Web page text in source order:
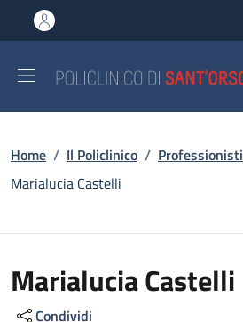
al contenuto principale
to footer content
Briciole di pane
Home / Il Policlinico / Professionisti
Marialucia Castelli
Marialucia Castelli
Condividi